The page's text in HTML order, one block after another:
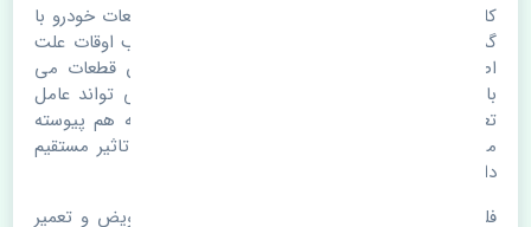
کاسه نمد میل سوپاپ هیوندای آوانته MOBIS. قطعات خودرو با
گذر زمان و طی مسافت مستحلک می شوند. اغلب اوقات علت
اصلی خرابی لوازم یدکی اتومبیل مستحلک شدن قطعات می
باشد. ولی دلایلی مثل تصادفات و حوادث نیز می تواند عامل
تعویض قطعات یدکی باشد. خودرو مجموعه ای به هم پیوسته
می باشد که هر قطعه روی قطعه یا قطعات دیگر تاثیر مستقیم
دارد.
فلذا در صورت خرابی در اسرع زمان نسبت به تعویض و تعمیر